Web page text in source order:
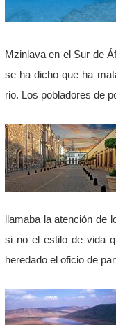
Mzinlava en el Sur de
se ha dicho que ha
rio. Los pobladores de
llamaba la atención de
si no el estilo de vida
heredado el oficio de